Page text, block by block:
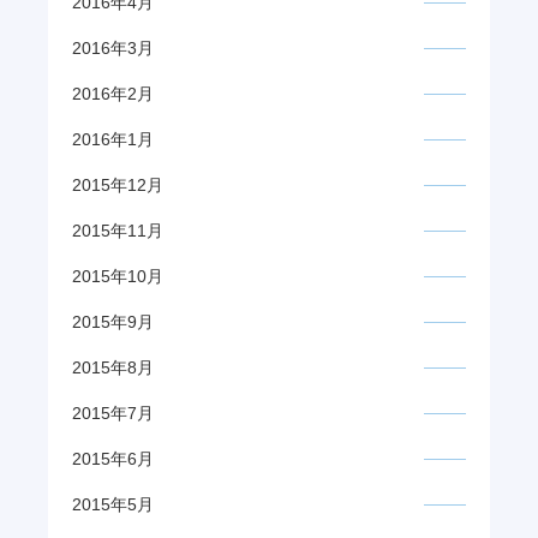
2016年3月
2016年2月
2016年1月
2015年12月
2015年11月
2015年10月
2015年9月
2015年8月
2015年7月
2015年6月
2015年5月